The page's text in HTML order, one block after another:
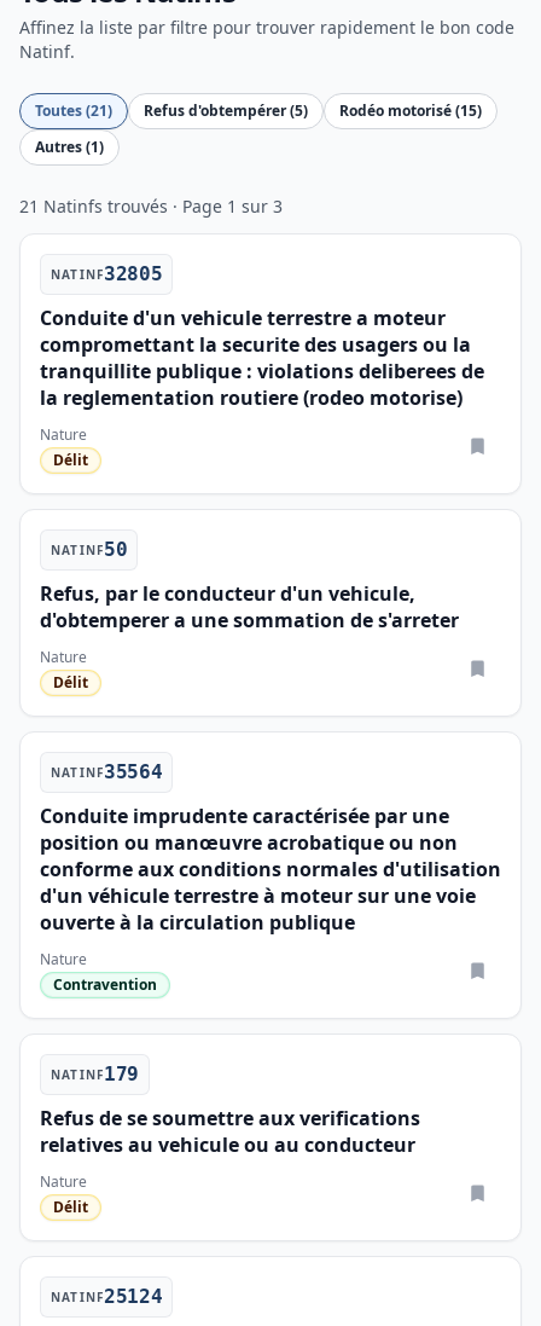
responsabilité pénale du conducteur. Retrouvez
ci-dessous la liste des Natinfs relatifs au
comportement du conducteur.
Affinez la liste par filtre pour trouver rapidement le bon code
Natinf.
Toutes (21) Refus d'obtempérer (5)
Rodéo motorisé (15)
Autres (1)
21 Natinfs trouvés · Page 1 sur 3
NATINF32805
Conduite d'un vehicule terrestre a moteur
compromettant la securite des usagers ou la
tranquillite publique : violations deliberees de
la reglementation routiere (rodeo motorise)
Nature
Délit
NATINF50
Refus, par le conducteur d'un vehicule,
d'obtemperer a une sommation de s'arreter
Nature
Délit
NATINF35564
Conduite imprudente caractérisée par une
position ou manœuvre acrobatique ou non
conforme aux conditions normales d'utilisation
d'un véhicule terrestre à moteur sur une voie
ouverte à la circulation publique
Nature
Contravention
NATINF179
Refus de se soumettre aux verifications
relatives au vehicule ou au conducteur
Nature
Délit
NATINF25124